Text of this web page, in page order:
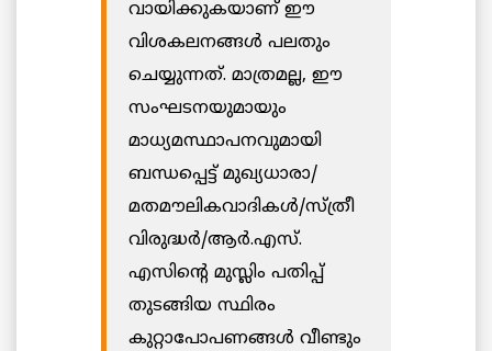
വായിക്കുകയാണ് ഈ
വിശകലനങ്ങള്‍ പലതും
ചെയ്യുന്നത്. മാത്രമല്ല, ഈ
സംഘടനയുമായും
മാധ്യമസ്ഥാപനവുമായി
ബന്ധപ്പെട്ട് മുഖ്യധാരാ/
മതമൗലികവാദികള്‍/സ്ത്രീ
വിരുദ്ധര്‍/ആര്‍.എസ്.
എസിന്റെ മുസ്ലിം പതിപ്പ്
തുടങ്ങിയ സ്ഥിരം
കുറ്റാപോപണങ്ങള്‍ വീണ്ടും